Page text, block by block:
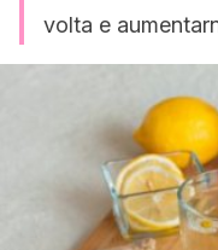
volta e